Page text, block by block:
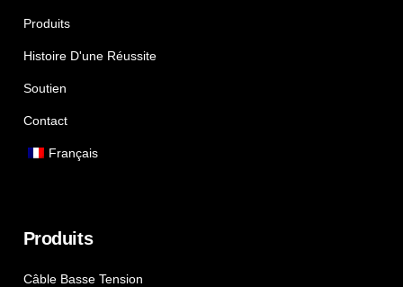
Produits
Histoire D'une Réussite
Soutien
Contact
Français
Produits
Câble Basse Tension